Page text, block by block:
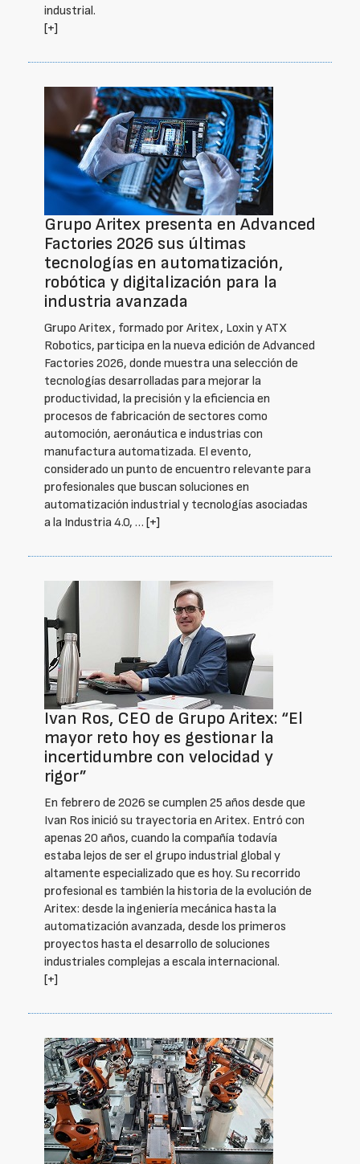
industrial.
[+]
Grupo Aritex presenta en Advanced
Factories 2026 sus últimas
tecnologías en automatización,
robótica y digitalización para la
industria avanzada
Grupo Aritex, formado por Aritex, Loxin y ATX
Robotics, participa en la nueva edición de Advanced
Factories 2026, donde muestra una selección de
tecnologías desarrolladas para mejorar la
productividad, la precisión y la eficiencia en
procesos de fabricación de sectores como
automoción, aeronáutica e industrias con
manufactura automatizada. El evento,
considerado un punto de encuentro relevante para
profesionales que buscan soluciones en
automatización industrial y tecnologías asociadas
a la Industria 4.0, … [+]
Ivan Ros, CEO de Grupo Aritex: “El
mayor reto hoy es gestionar la
incertidumbre con velocidad y
rigor”
En febrero de 2026 se cumplen 25 años desde que
Ivan Ros inició su trayectoria en Aritex. Entró con
apenas 20 años, cuando la compañía todavía
estaba lejos de ser el grupo industrial global y
altamente especializado que es hoy. Su recorrido
profesional es también la historia de la evolución de
Aritex: desde la ingeniería mecánica hasta la
automatización avanzada, desde los primeros
proyectos hasta el desarrollo de soluciones
industriales complejas a escala internacional.
[+]